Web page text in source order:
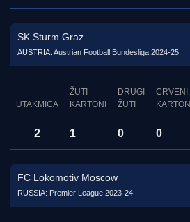
SK Sturm Graz
AUSTRIA: Austrian Football Bundesliga 2024-25
UTAKMICA
ŽUTI
KARTONI
DRUGI
ŽUTI
CRVENI
KARTON
2 1 0 0
FC Lokomotiv Moscow
RUSSIA: Premier League 2023-24